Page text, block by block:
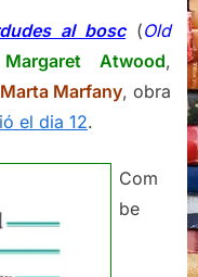
al bosc(Old
Margaret Atwood,
Marta Marfany, obra
el dia 12.
Com
be